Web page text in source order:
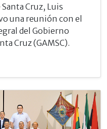
Cruz, Luis
una reunión con el
del Gobierno
Cruz (GAMSC).